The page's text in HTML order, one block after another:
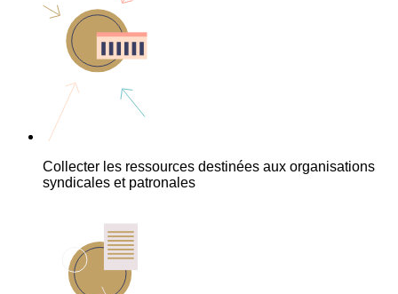
Collecter les ressources destinées aux organisations
syndicales et patronales